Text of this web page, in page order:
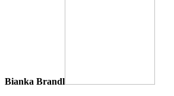
Bianka Brandl